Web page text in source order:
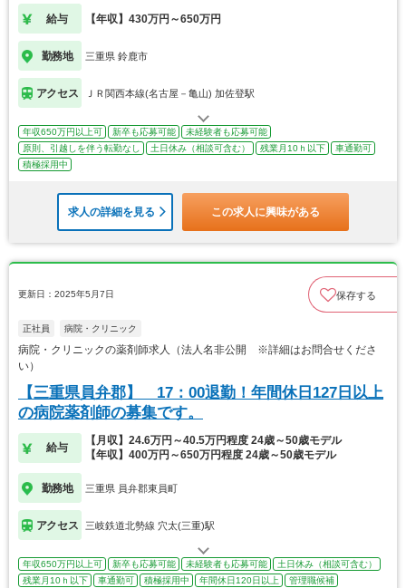
給与 【年収】430万円～650万円
勤務地 三重県 鈴鹿市
アクセス ＪＲ関西本線(名古屋－亀山) 加佐登駅
年収650万円以上可 新卒も応募可能
未経験者も応募可能
原則、引越しを伴う転勤なし
土日休み（相談可含む） 残業月10ｈ以下
車通勤可
積極採用中
求人の詳細を見る この求人に興味がある
更新日：2025年5月7日 保存する
正社員 病院・クリニック
病院・クリニックの薬剤師求人（法人名非公開 ※詳細はお問合せくださ
い）
【三重県員弁郡】 17：00退勤！年間休日127日以上
の病院薬剤師の募集です。
給与
【月収】24.6万円～40.5万円程度 24歳～50歳モデル
【年収】400万円～650万円程度 24歳～50歳モデル
勤務地 三重県 員弁郡東員町
アクセス 三岐鉄道北勢線 穴太(三重)駅
年収650万円以上可 新卒も応募可能 未経験者も応募可能
土日休み（相談可含む）
残業月10ｈ以下
車通勤可 積極採用中 年間休日120日以上 管理職候補